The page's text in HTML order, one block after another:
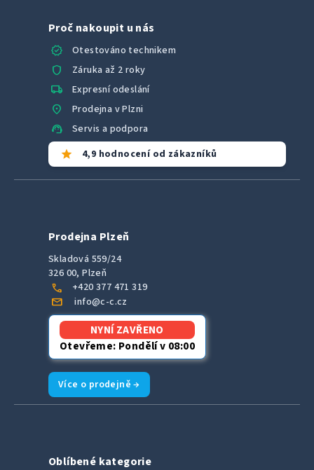
Proč nakoupit u nás
verified
Otestováno technikem
shield Záruka až 2 roky
local_shipping Expresní odeslání
location_on Prodejna v Plzni
support_agent Servis a podpora
star 4,9 hodnocení od zákazníků
Prodejna Plzeň
Skladová 559/24
326 00, Plzeň
call +420 377 471 319
mail info@c-c.cz
NYNÍ ZAVŘENO
Otevřeme: Pondělí v 08:00
Více o prodejně →
Oblíbené kategorie